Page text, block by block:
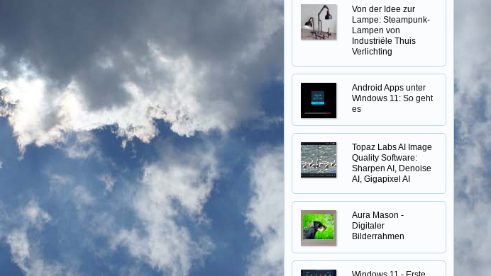
Von der Idee zur
Lampe: Steampunk-
Lampen von
Industriële Thuis
Verlichting
Android Apps unter
Windows 11: So geht
es
Topaz Labs AI Image
Quality Software:
Sharpen AI, Denoise
AI, Gigapixel AI
Aura Mason -
Digitaler
Bilderrahmen